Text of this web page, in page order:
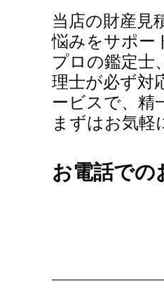
当店の財産見
悩みをサポー
プロの鑑定士
理士が必ず対
ービスで、精
まずはお気
お電話での